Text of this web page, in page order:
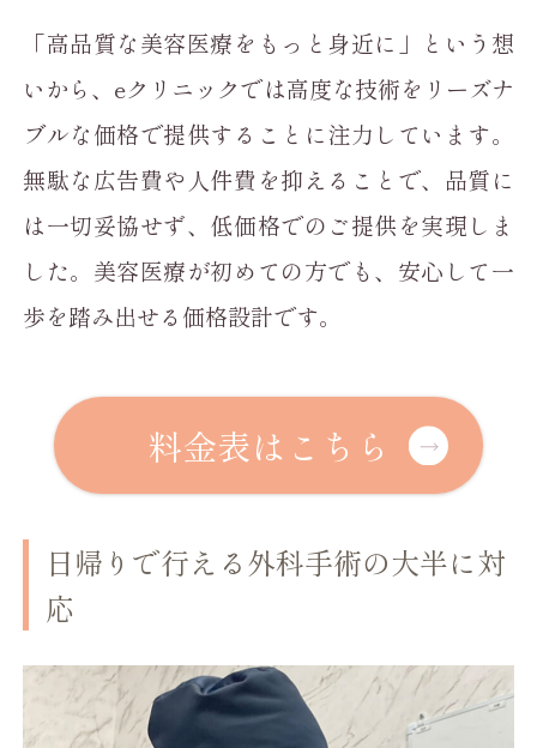
「高品質な美容医療をもっと身近に」という想
いから、eクリニックでは高度な技術をリーズナ
ブルな価格で提供することに注力しています。
無駄な広告費や人件費を抑えることで、品質に
は一切妥協せず、低価格でのご提供を実現しま
した。美容医療が初めての方でも、安心して一
歩を踏み出せる価格設計です。
料金表はこちら
日帰りで行える外科手術の大半に対
応